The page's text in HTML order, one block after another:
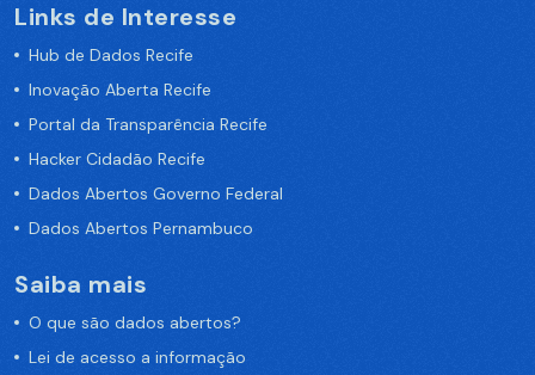
Links de Interesse
Hub de Dados Recife
Inovação Aberta Recife
Portal da Transparência Recife
Hacker Cidadão Recife
Dados Abertos Governo Federal
Dados Abertos Pernambuco
Saiba mais
O que são dados abertos?
Lei de acesso a informação